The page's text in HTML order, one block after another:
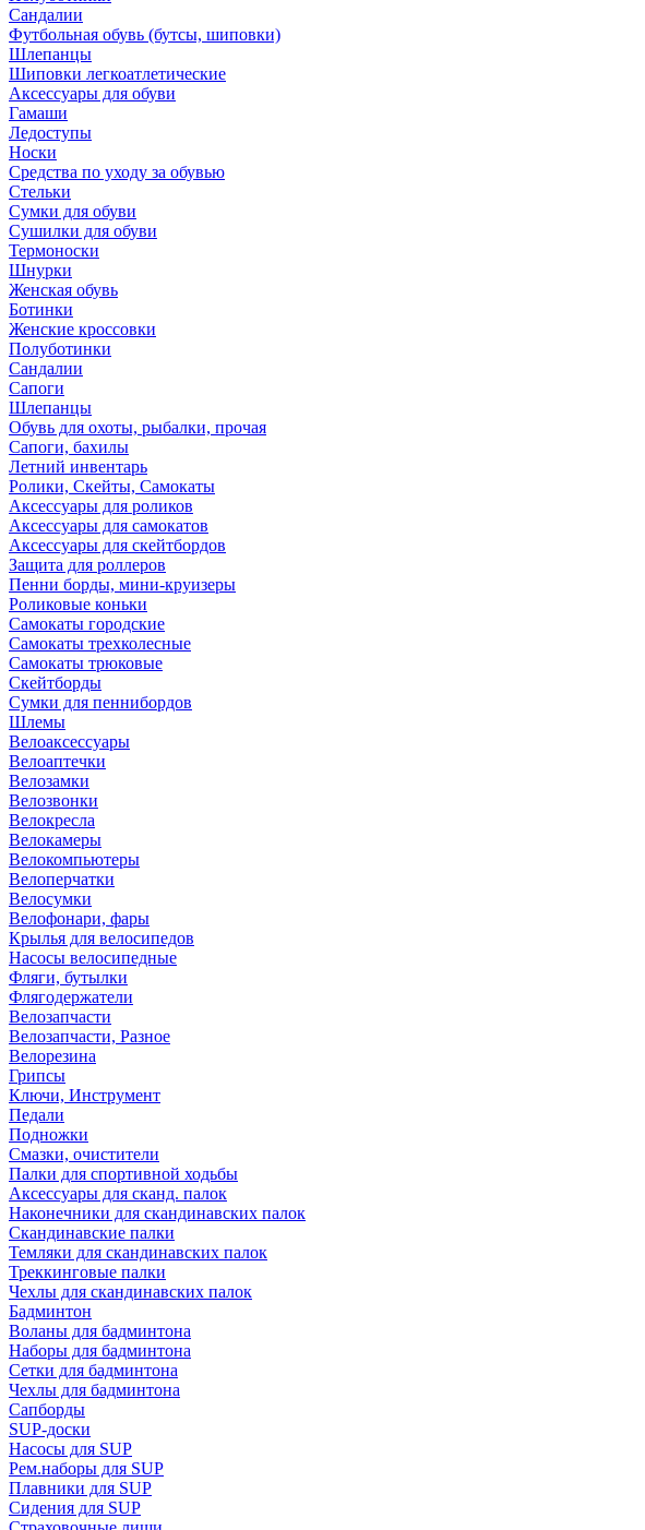
Сандалии
Футбольная обувь (бутсы, шиповки)
Шлепанцы
Шиповки легкоатлетические
Аксессуары для обуви
Гамаши
Ледоступы
Носки
Средства по уходу за обувью
Стельки
Сумки для обуви
Сушилки для обуви
Термоноски
Шнурки
Женская обувь
Ботинки
Женские кроссовки
Полуботинки
Сандалии
Сапоги
Шлепанцы
Обувь для охоты, рыбалки, прочая
Сапоги, бахилы
Летний инвентарь
Ролики, Скейты, Самокаты
Аксессуары для роликов
Аксессуары для самокатов
Аксессуары для скейтбордов
Защита для роллеров
Пенни борды, мини-круизеры
Роликовые коньки
Самокаты городские
Самокаты трехколесные
Самокаты трюковые
Скейтборды
Сумки для пеннибордов
Шлемы
Велоаксессуары
Велоаптечки
Велозамки
Велозвонки
Велокресла
Велокамеры
Велокомпьютеры
Велоперчатки
Велосумки
Велофонари, фары
Крылья для велосипедов
Насосы велосипедные
Фляги, бутылки
Флягодержатели
Велозапчасти
Велозапчасти, Разное
Велорезина
Грипсы
Ключи, Инструмент
Педали
Подножки
Смазки, очистители
Палки для спортивной ходьбы
Аксессуары для сканд. палок
Наконечники для скандинавских палок
Скандинавские палки
Темляки для скандинавских палок
Треккинговые палки
Чехлы для скандинавских палок
Бадминтон
Воланы для бадминтона
Наборы для бадминтона
Сетки для бадминтона
Чехлы для бадминтона
Сапборды
SUP-доски
Насосы для SUP
Рем.наборы для SUP
Плавники для SUP
Сидения для SUP